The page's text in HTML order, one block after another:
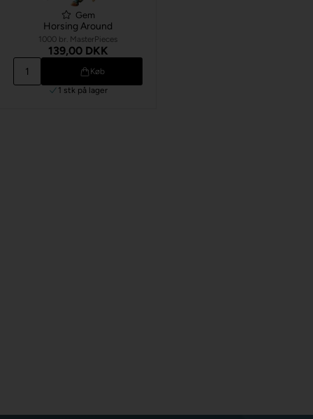
Gem
Horsing Around
1000 br. MasterPieces
139,00 DKK
Køb
1 stk på lager